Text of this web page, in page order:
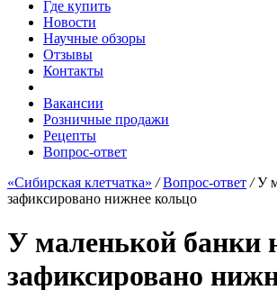
Где купить
Новости
Научные обзоры
Отзывы
Контакты
Вакансии
Розничные продажи
Рецепты
Вопрос-ответ
«Сибирская клетчатка» / Вопрос-ответ / У
зафиксировано нижнее кольцо
У маленькой банки
зафиксировано